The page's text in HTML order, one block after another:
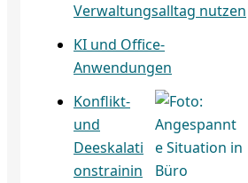
Verwaltungsalltag nutzen
KI und Office-
Anwendungen
Konflikt-
und
Deeskalati
onstrainin